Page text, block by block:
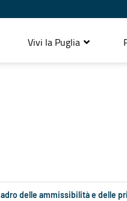
Vivi la Puglia
delle ammissibilità e delle